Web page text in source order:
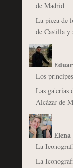
de Madrid
La pieza de
de Castilla y
Los
Las galerías
Alcázar de
Elena
La
La